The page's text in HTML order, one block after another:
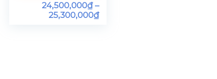
24,500,000₫–
25,300,000₫